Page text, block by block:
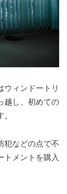
ウィンドートリ
越し、初めての
犯などの点で不
トメントを購入